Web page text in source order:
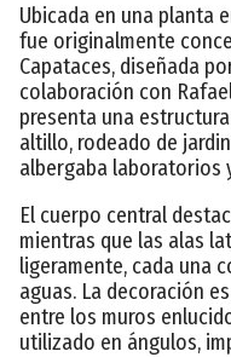
Ubicada en una planta
fue originalmente
Capataces, diseñada
colaboración con
presenta una
altillo, rodeado de
albergaba laboratorios
El cuerpo central
mientras que las alas
ligeramente, cada una
aguas. La decoración
entre los muros
utilizado en ángulos,